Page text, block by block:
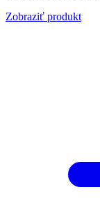
Zobraziť produkt